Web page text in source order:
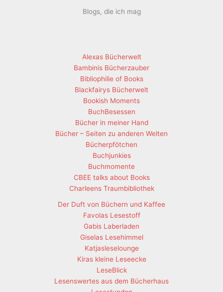
Blogs, die ich mag
Alexas Bücherwelt
Bambinis Bücherzauber
Bibliophilie of Books
Blackfairys Bücherwelt
Bookish Moments
BuchBesessen
Bücher in meiner Hand
Bücher – Seiten zu anderen Welten
Bücherpfötchen
Buchjunkies
Buchmomente
CBEE talks about Books
Charleens Traumbibliothek
Der Duft von Büchern und Kaffee
Favolas Lesestoff
Gabis Laberladen
Giselas Lesehimmel
Katjasleselounge
Kiras kleine Leseecke
LeseBlick
Lesenswertes aus dem Bücherhaus